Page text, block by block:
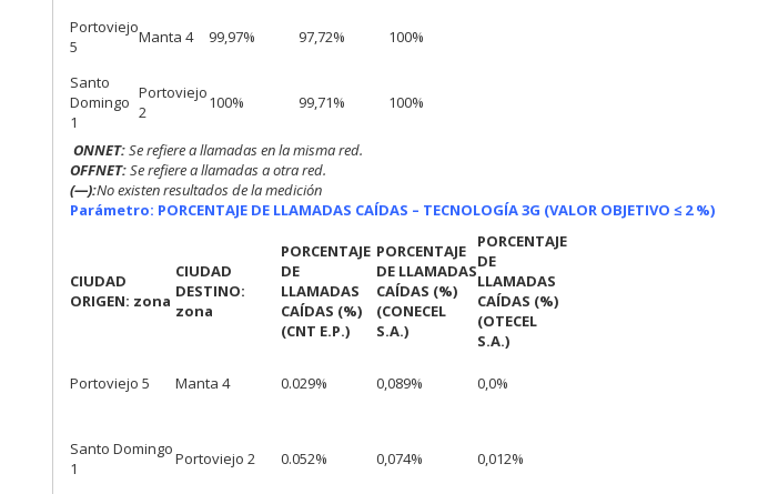
Portoviejo
5
Manta 4 99,97% 97,72% 100%
Santo
Domingo
1
Portoviejo
2
100% 99,71% 100%
ONNET:Se refiere a llamadas en la misma red.
OFFNET:Se refiere a llamadas a otra red.
(—):No existen resultados de la medición
Parámetro: PORCENTAJE DE LLAMADAS CAÍDAS – TECNOLOGÍA 3G (VALOR OBJETIVO ≤ 2 %)
CIUDAD
ORIGEN: zona
CIUDAD
DESTINO:
zona
PORCENTAJE
DE
LLAMADAS
CAÍDAS (%)
(CNT E.P.)
PORCENTAJE
DE LLAMADAS
CAÍDAS (%)
(CONECEL
S.A.)
PORCENTAJE
DE
LLAMADAS
CAÍDAS (%)
(OTECEL
S.A.)
Portoviejo 5 Manta 4 0.029% 0,089% 0,0%
Santo Domingo
1
Portoviejo 2 0.052% 0,074% 0,012%